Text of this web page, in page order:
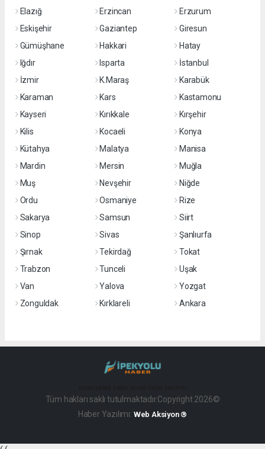
Elazığ
Erzincan
Erzurum
Eskişehir
Gaziantep
Giresun
Gümüşhane
Hakkari
Hatay
Iğdır
Isparta
İstanbul
İzmir
K.Maraş
Karabük
Karaman
Kars
Kastamonu
Kayseri
Kırıkkale
Kırşehir
Kilis
Kocaeli
Konya
Kütahya
Malatya
Manisa
Mardin
Mersin
Muğla
Muş
Nevşehir
Niğde
Ordu
Osmaniye
Rize
Sakarya
Samsun
Siirt
Sinop
Sivas
Şanlıurfa
Şırnak
Tekirdağ
Tokat
Trabzon
Tunceli
Uşak
Van
Yalova
Yozgat
Zonguldak
Kırklareli Ankara
Tüm hakları saklı tutulmaktadır.Copyright 2026©
Haber Yazılımı: Web Aksiyon ®